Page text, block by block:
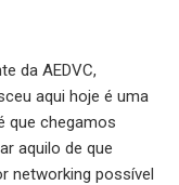
da AEDVC,
aqui hoje é uma
que chegamos
aquilo de que
networking possível